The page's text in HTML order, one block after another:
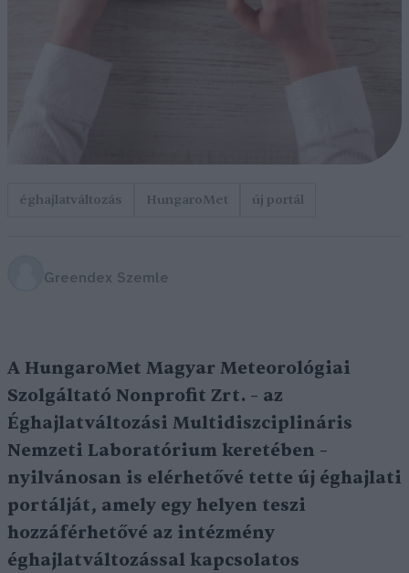
éghajlatváltozás HungaroMet új portál
Greendex Szemle
A HungaroMet Magyar Meteorológiai
Szolgáltató Nonprofit Zrt. – az
Éghajlatváltozási Multidiszciplináris
Nemzeti Laboratórium keretében –
nyilvánosan is elérhetővé tette új éghajlati
portálját, amely egy helyen teszi
hozzáférhetővé az intézmény
éghajlatváltozással kapcsolatos